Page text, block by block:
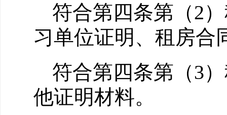
符合第四条第（2
习单位证明、租房合
符合第四条第（3
他证明材料。